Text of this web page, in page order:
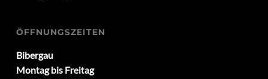
ÖFFNUNGSZEITEN
Bibergau
Montag bis Freitag